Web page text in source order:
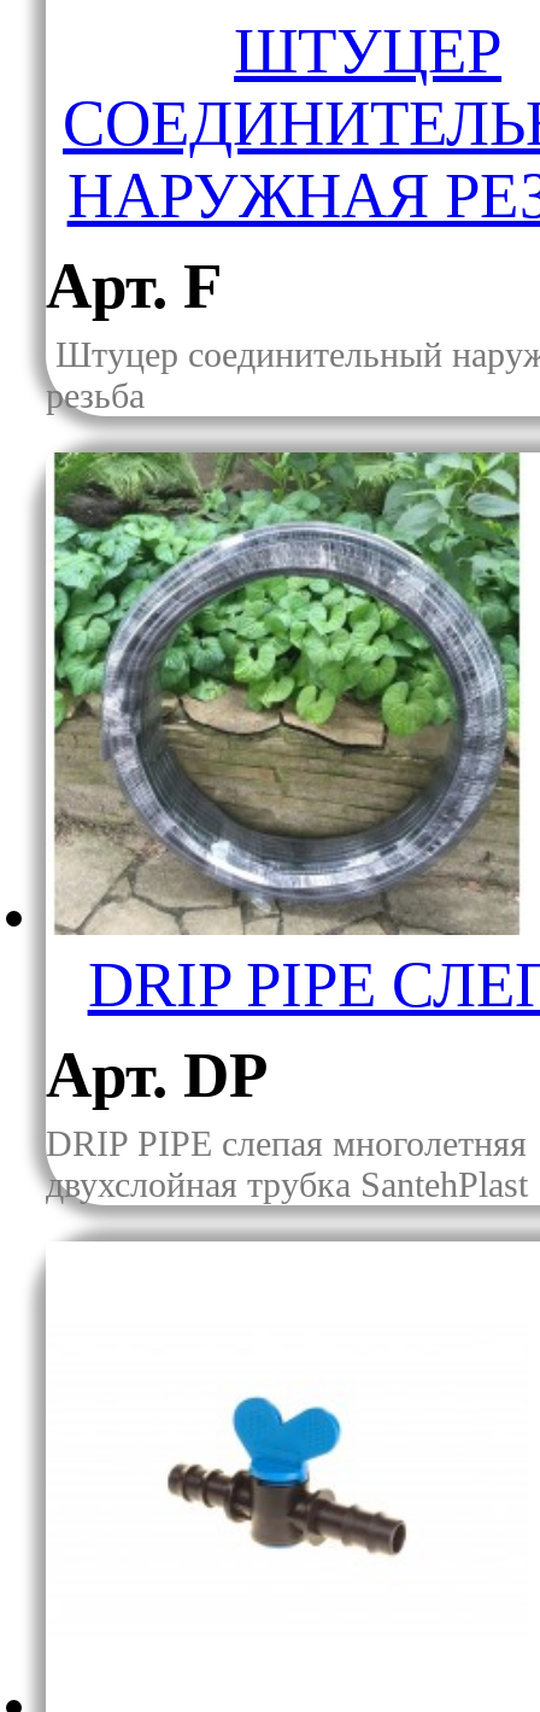
ШТУЦЕР
НАРУЖНАЯ
Арт. F
Штуцер соединительный
резьба
DRIP PIPE
Арт. DP
DRIP PIPE слепая многолетняя
двухслойная трубка SantehPlast